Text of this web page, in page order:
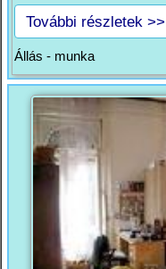
További részletek >>
Állás - munka